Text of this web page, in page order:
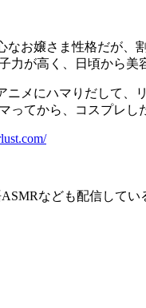
なお嬢さま性格だが、
力が高く、日頃から美
ニメにハマりだして、
ってから、コスプレ
なども配信してい